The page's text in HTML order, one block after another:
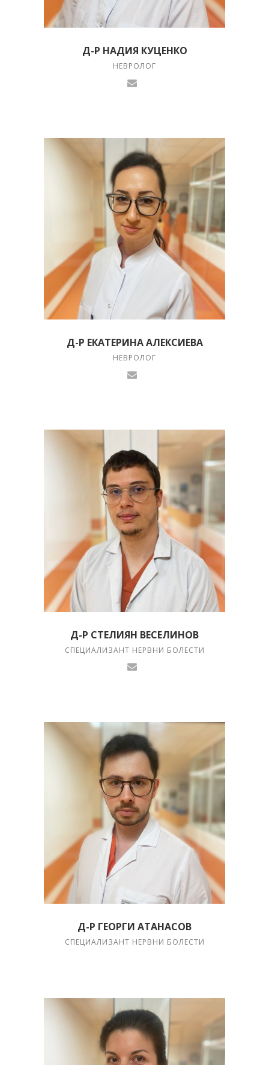
Д-Р НАДИЯ КУЦЕНКО
НЕВРОЛОГ
Д-Р ЕКАТЕРИНА АЛЕКСИЕВА
НЕВРОЛОГ
Д-Р СТЕЛИЯН ВЕСЕЛИНОВ
СПЕЦИАЛИЗАНТ НЕРВНИ БОЛЕСТИ
Д-Р ГЕОРГИ АТАНАСОВ
СПЕЦИАЛИЗАНТ НЕРВНИ БОЛЕСТИ